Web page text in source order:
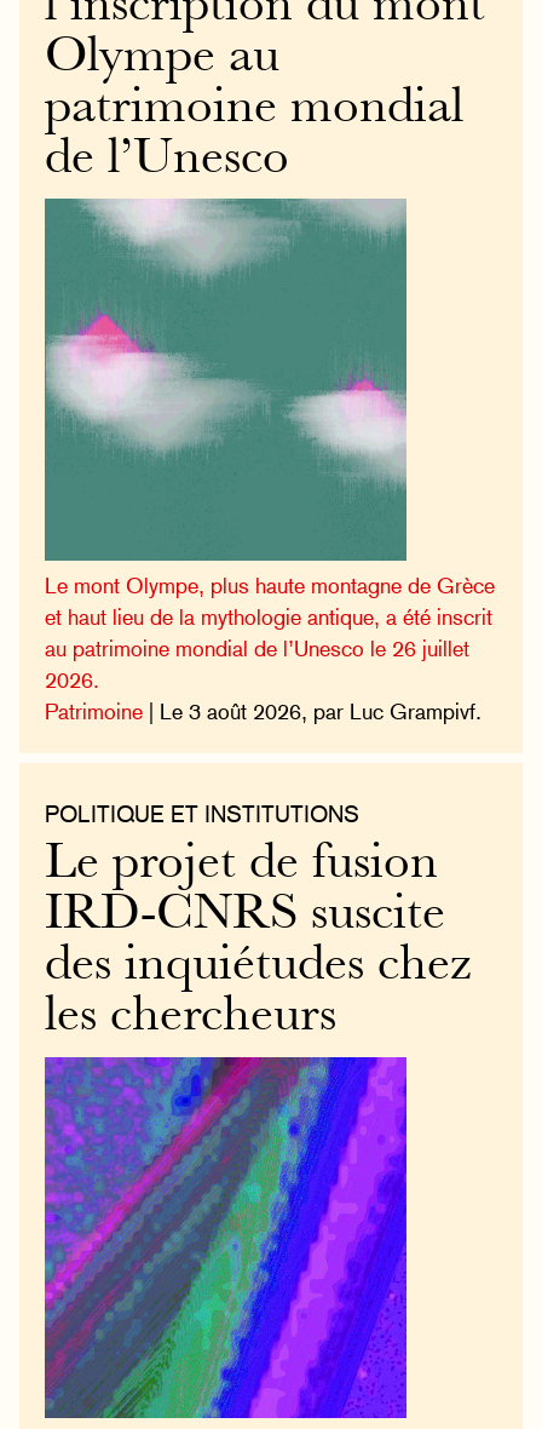
Olympe au
patrimoine mondial
de l’Unesco
Le mont Olympe, plus haute montagne de Grèce
et haut lieu de la mythologie antique, a été inscrit
au patrimoine mondial de l’Unesco le 26 juillet
2026.
Patrimoine | Le 3 août 2026, par Luc Grampivf.
POLITIQUE ET INSTITUTIONS
Le projet de fusion
IRD-CNRS suscite
des inquiétudes chez
les chercheurs